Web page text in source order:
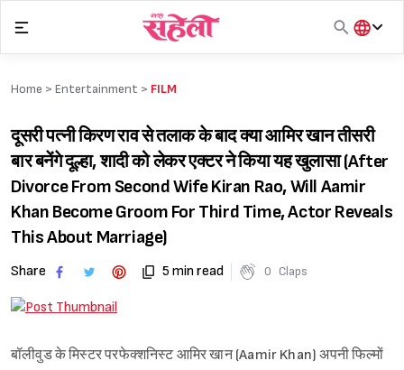
content
हिंदी
Home > Entertainment > FILM
दूसरी पत्नी किरण राव से तलाक के बाद क्या आमिर खान तीसरी
बार बनेंगे दूल्हा, शादी को लेकर एक्टर ने किया यह खुलासा (After
Divorce From Second Wife Kiran Rao, Will Aamir
Khan Become Groom For Third Time, Actor Reveals
This About Marriage)
Share 5 min read 0 Claps
बॉलीवुड के मिस्टर परफेक्शनिस्ट आमिर खान (Aamir Khan) अपनी फिल्मों